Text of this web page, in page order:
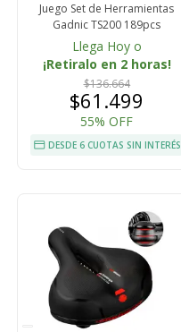
Juego Set de Herramientas
Gadnic TS200 189pcs
Llega Hoy o
¡Retiralo en 2 horas!
$136.664
$61.499
55% OFF
DESDE 6 CUOTAS SIN INTERÉS